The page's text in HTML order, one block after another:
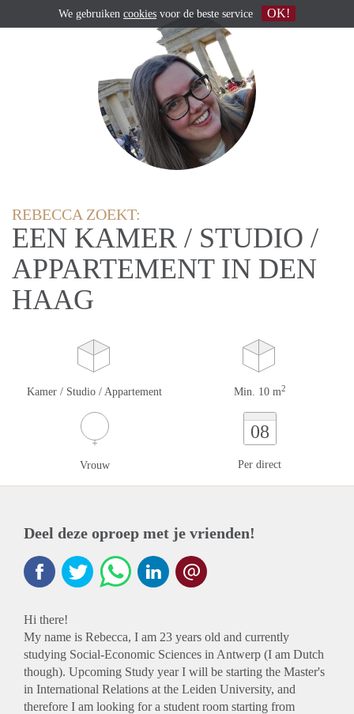
REBECCA ZOEKT:
EEN KAMER / STUDIO /
APPARTEMENT IN DEN
HAAG
Kamer / Studio / Appartement Min. 10 m2
Vrouw
08
Per direct
Deel deze oproep met je vrienden!
Hi there!
My name is Rebecca, I am 23 years old and currently
studying Social-Economic Sciences in Antwerp (I am Dutch
though). Upcoming Study year I will be starting the Master's
in International Relations at the Leiden University, and
therefore I am looking for a student room starting from
We gebruiken cookies voor de beste service OK!